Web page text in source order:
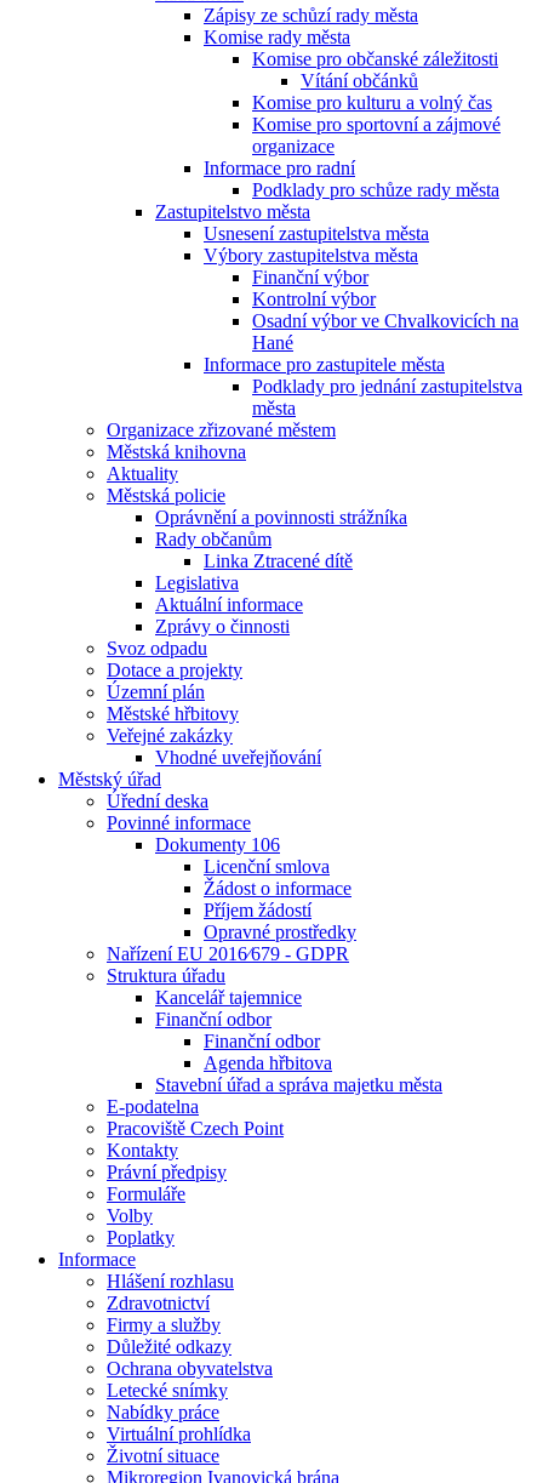
Zápisy ze schůzí rady města
Komise rady města
Komise pro občanské záležitosti
Vítání občánků
Komise pro kulturu a volný čas
Komise pro sportovní a zájmové
organizace
Informace pro radní
Podklady pro schůze rady města
Zastupitelstvo města
Usnesení zastupitelstva města
Výbory zastupitelstva města
Finanční výbor
Kontrolní výbor
Osadní výbor ve Chvalkovicích na
Hané
Informace pro zastupitele města
Podklady pro jednání zastupitelstva
města
Organizace zřizované městem
Městská knihovna
Aktuality
Městská policie
Oprávnění a povinnosti strážníka
Rady občanům
Linka Ztracené dítě
Legislativa
Aktuální informace
Zprávy o činnosti
Svoz odpadu
Dotace a projekty
Územní plán
Městské hřbitovy
Veřejné zakázky
Vhodné uveřejňování
Městský úřad
Úřední deska
Povinné informace
Dokumenty 106
Licenční smlova
Žádost o informace
Příjem žádostí
Opravné prostředky
Nařízení EU 2016⁄679 - GDPR
Struktura úřadu
Kancelář tajemnice
Finanční odbor
Finanční odbor
Agenda hřbitova
Stavební úřad a správa majetku města
E-podatelna
Pracoviště Czech Point
Kontakty
Právní předpisy
Formuláře
Volby
Poplatky
Informace
Hlášení rozhlasu
Zdravotnictví
Firmy a služby
Důležité odkazy
Ochrana obyvatelstva
Letecké snímky
Nabídky práce
Virtuální prohlídka
Životní situace
Mikroregion Ivanovická brána